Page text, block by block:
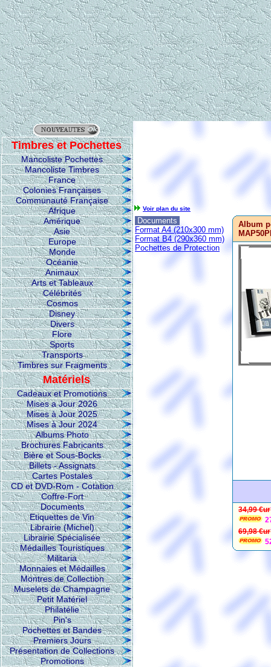
Timbres et Pochettes
Mancoliste Pochettes
Mancoliste Timbres
France
Colonies Françaises
Communauté Française
Afrique
Amérique
Asie
Europe
Monde
Océanie
Animaux
Arts et Tableaux
Célébrités
Cosmos
Disney
Divers
Flore
Sports
Transports
Timbres sur Fragments
Matériels
Cadeaux et Promotions
Mises a Jour 2026
Mises à Jour 2025
Mises à Jour 2024
Albums Photo
Brochures Fabricants
Bière et Sous-Bocks
Billets - Assignats
Cartes Postales
CD et DVD-Rom - Cotation
Coffre-Fort
Documents
Etiquettes de Vin
Librairie (Michel)
Librairie Spécialisée
Médailles Touristiques
Militaria
Monnaies et Médailles
Montres de Collection
Muselets de Champagne
Petit Matériel
Philatélie
Pin's
Pochettes et Bandes
Premiers Jours
Présentation de Collections
Promotions
Voir plan du site
Documents
Format A4 (210x300 mm)
Format B4 (290x360 mm)
Pochettes de Protection
Album
34,99 €ur
69,98 €ur